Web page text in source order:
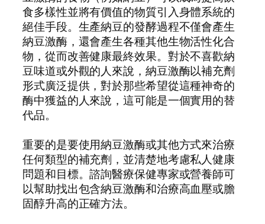
食多樣性並將有價值的物質引入身體系統的
絕佳手段。生產納豆的發酵過程不僅會產生
納豆激酶，還會產生各種其他生物活性化合
物，從而改善健康最終效果。對於不喜歡納
豆味道或外觀的人來說，納豆激酶以補充劑
形式廣泛提供，對於那些希望從這種神奇的
酶中獲益的人來說，這可能是一個實用的替
代品。
重要的是要使用納豆激酶或其他方式來治療
任何類型的補充劑，並清楚地考慮私人健康
問題和目標。諮詢醫療保健專家或營養師可
以幫助找出包含納豆激酶和治療高血壓或膽
固醇升高的正確方法。